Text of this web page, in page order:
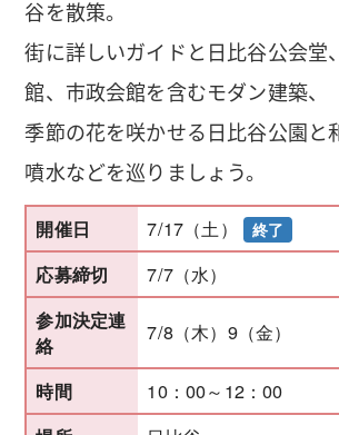
谷を散策。
街に詳しいガイドと日比谷公会堂
館、市政会館を含むモダン建築、
季節の花を咲かせる日比谷公園と
噴水などを巡りましょう。
開催日 7/17（土） 終了
応募締切 7/7（水）
参加決定連
絡
7/8（木）9（金）
時間 10：00～12：00